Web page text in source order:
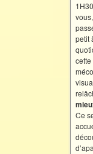
petit
Ce